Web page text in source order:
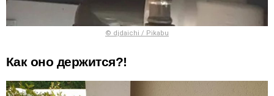
© djdaichi / Pikabu
Как оно держится?!